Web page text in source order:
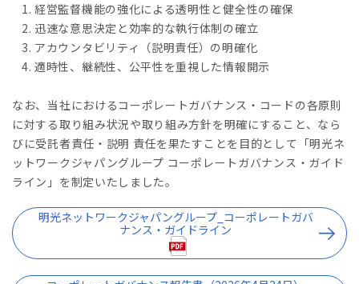
経営監督機能の強化による透明性と健全性の確保
迅速な意思決定と効率的な執行体制の確立
アカウンタビリティ（説明責任）の明確化
適時性、継続性、公平性を重視した情報開示
なお、当社におけるコーポレートガバナンス・コードの各原則
に対する取り組み状況や取り組み方針を明確にすること、なら
びに受託者責任・説明 責任を果たすことを目的として「明光ネ
ットワークジャパングループ コーポレートガバナンス・ガイド
ライン」を制定いたしました。
明光ネットワークジャパングループ_コーポレートガバ
ナンス・ガイドライン